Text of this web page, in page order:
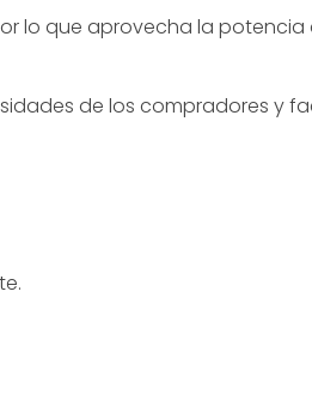
lo que aprovecha la potencia
de los compradores y